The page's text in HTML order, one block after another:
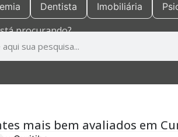
Dentista Imobiliária
procurando?
mais bem avaliados em